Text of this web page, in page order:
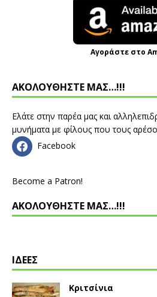
Αγοράστε στο
ΑΚΟΛΟΥΘΗΣΤΕ ΜΑΣ…!!!
Ελάτε στην παρέα μας και
μυνήματα με φίλους που τους
Facebook
Become a Patron!
ΑΚΟΛΟΥΘΗΣΤΕ ΜΑΣ…!!!
ΙΔΕΕΣ
Κριτσίνια